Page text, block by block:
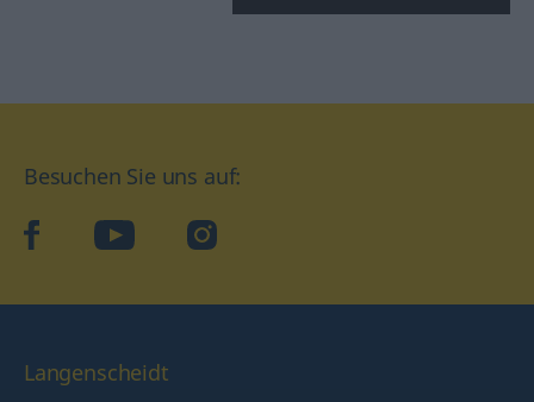
Besuchen Sie uns auf:
facebookYouTube Instagram
Langenscheidt